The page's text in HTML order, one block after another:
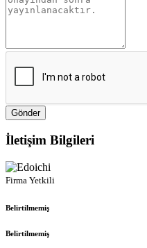
Gönder
İletişim Bilgileri
Firma Yetkili
Belirtilmemiş
Belirtilmemiş